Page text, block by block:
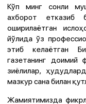
Кўп минг сонли
ахборот етказиб
оширилаётган
йўлида ўз
этиб келаётган
газетанинг доимий
зиёлилар,
мазкур сана билан
Жамиятимизда